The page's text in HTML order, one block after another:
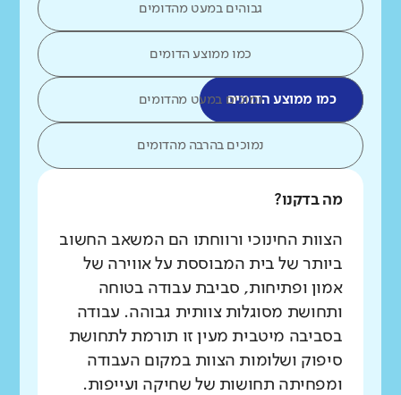
גבוהים במעט מהדומים
כמו ממוצע הדומים
כמו ממוצע הדומיםנמוכים במעט מהדומים
נמוכים בהרבה מהדומים
מה בדקנו?
הצוות החינוכי ורווחתו הם המשאב החשוב
ביותר של בית המבוססת על אווירה של
אמון ופתיחות, סביבת עבודה בטוחה
ותחושת מסוגלות צוותית גבוהה. עבודה
בסביבה מיטבית מעין זו תורמת לתחושת
סיפוק ושלומות הצוות במקום העבודה
ומפחיתה תחושות של שחיקה ועייפות.